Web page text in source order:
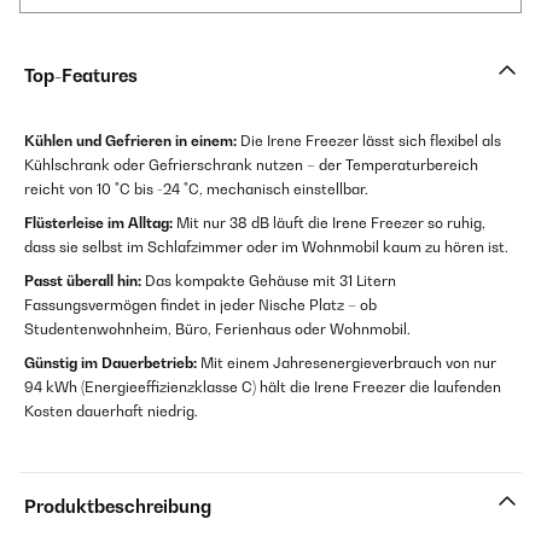
Top-Features
Kühlen und Gefrieren in einem: Die Irene Freezer lässt sich flexibel als
Kühlschrank oder Gefrierschrank nutzen – der Temperaturbereich
reicht von 10 °C bis -24 °C, mechanisch einstellbar.
Flüsterleise im Alltag: Mit nur 38 dB läuft die Irene Freezer so ruhig,
dass sie selbst im Schlafzimmer oder im Wohnmobil kaum zu hören ist.
Passt überall hin: Das kompakte Gehäuse mit 31 Litern
Fassungsvermögen findet in jeder Nische Platz – ob
Studentenwohnheim, Büro, Ferienhaus oder Wohnmobil.
Günstig im Dauerbetrieb: Mit einem Jahresenergieverbrauch von nur
94 kWh (Energieeffizienzklasse C) hält die Irene Freezer die laufenden
Kosten dauerhaft niedrig.
Produktbeschreibung